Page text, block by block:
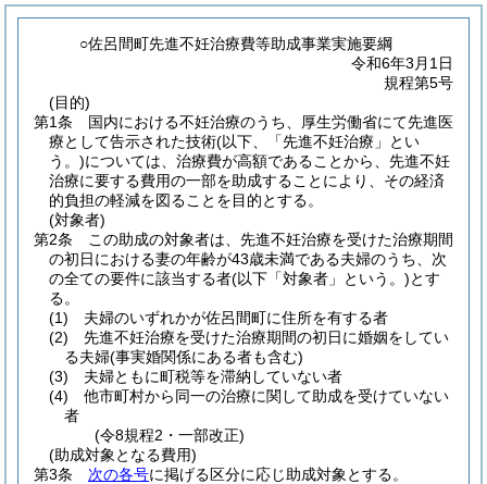
○佐呂間町先進不妊治療費等助成事業実施要綱
令和6年3月1日
規程第5号
(目的)
第1条
国内における不妊治療のうち、厚生労働省にて先進医
療として告示された技術(以下、「先進不妊治療」とい
う。)については、治療費が高額であることから、先進不妊
治療に要する費用の一部を助成することにより、その経済
的負担の軽減を図ることを目的とする。
(対象者)
第2条
この助成の対象者は、先進不妊治療を受けた治療期間
の初日における妻の年齢が43歳未満である夫婦のうち、次
の全ての要件に該当する者(以下「対象者」という。)とす
る。
(1)
夫婦のいずれかが佐呂間町に住所を有する者
(2)
先進不妊治療を受けた治療期間の初日に婚姻をしてい
る夫婦(事実婚関係にある者も含む)
(3)
夫婦ともに町税等を滞納していない者
(4)
他市町村から同一の治療に関して助成を受けていない
者
(令8規程2・一部改正)
(助成対象となる費用)
第3条
次の各号に掲げる区分に応じ助成対象とする。